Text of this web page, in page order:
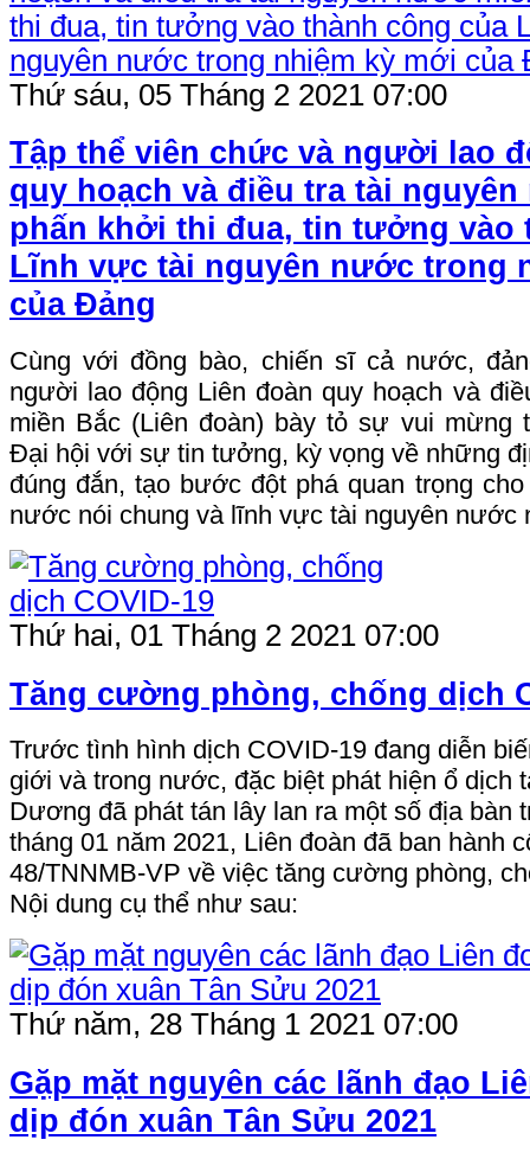
Thứ sáu, 05 Tháng 2 2021 07:00
Tập thể viên chức và người lao
quy hoạch và điều tra tài
phấn khởi thi đua, tin tưởng vào
Lĩnh vực tài nguyên nước trong
của Đảng
Cùng với đồng bào, chiến sĩ cả nước,
người lao động Liên đoàn quy hoạch và
miền Bắc (Liên đoàn) bày tỏ sự vui mừng
Đại hội với sự tin tưởng, kỳ vọng về những
đúng đắn, tạo bước đột phá quan trọng
nước nói chung và lĩnh vực tài nguyên nước
Thứ hai, 01 Tháng 2 2021 07:00
Tăng cường phòng, chống dịch
Trước tình hình dịch COVID-19 đang diễn
giới và trong nước, đặc biệt phát hiện ổ dịch
Dương đã phát tán lây lan ra một số địa bàn
tháng 01 năm 2021, Liên đoàn đã ban hành
48/TNNMB-VP về việc tăng cường phòng,
Nội dung cụ thể như sau:
Thứ năm, 28 Tháng 1 2021 07:00
Gặp mặt nguyên các lãnh đạo
dịp đón xuân Tân Sửu 2021